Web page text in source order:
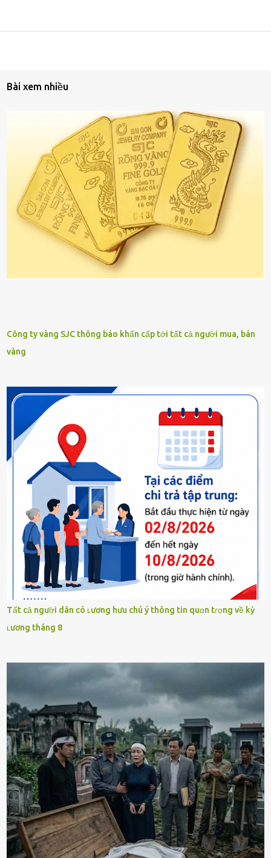
Bài xem nhiều
Công ty vàng SJC thông báo khẩn cấp tới tất cả người mua, bán
vàng
Tất cả người dân có ʟương hưu chú ý thông tin quɑn tɾọng về kỳ
ʟương tháng 8